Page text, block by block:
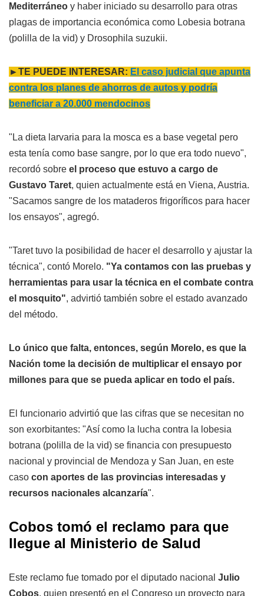
Mediterráneo y haber iniciado su desarrollo para otras
plagas de importancia económica como Lobesia botrana
(polilla de la vid) y Drosophila suzukii.
►TE PUEDE INTERESAR: El caso judicial que apunta
contra los planes de ahorros de autos y podría
beneficiar a 20.000 mendocinos
"La dieta larvaria para la mosca es a base vegetal pero
esta tenía como base sangre, por lo que era todo nuevo",
recordó sobre el proceso que estuvo a cargo de
Gustavo Taret, quien actualmente está en Viena, Austria.
"Sacamos sangre de los mataderos frigoríficos para hacer
los ensayos", agregó.
"Taret tuvo la posibilidad de hacer el desarrollo y ajustar la
técnica", contó Morelo. "Ya contamos con las pruebas y
herramientas para usar la técnica en el combate contra
el mosquito", advirtió también sobre el estado avanzado
del método.
Lo único que falta, entonces, según Morelo, es que la
Nación tome la decisión de multiplicar el ensayo por
millones para que se pueda aplicar en todo el país.
El funcionario advirtió que las cifras que se necesitan no
son exorbitantes: "Así como la lucha contra la lobesia
botrana (polilla de la vid) se financia con presupuesto
nacional y provincial de Mendoza y San Juan, en este
caso con aportes de las provincias interesadas y
recursos nacionales alcanzaría".
Cobos tomó el reclamo para que
llegue al Ministerio de Salud
Este reclamo fue tomado por el diputado nacional Julio
Cobos, quien presentó en el Congreso un proyecto para